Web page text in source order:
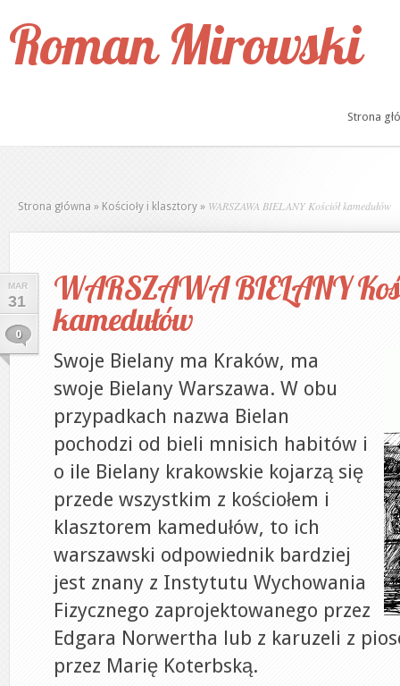
Roman Mirowski
Strona
Strona główna » Kościoły i klasztory » WARSZAWA BIELANY Kościół kamedułów
MAR
31
0
WARSZAWA BIELANY
kamedułów
Swoje Bielany ma Kraków, ma
swoje Bielany Warszawa. W obu
przypadkach nazwa Bielan
pochodzi od bieli mnisich habitów i
o ile Bielany krakowskie kojarzą się
przede wszystkim z kościołem i
klasztorem kamedułów, to ich
warszawski odpowiednik bardziej
jest znany z Instytutu Wychowania
Fizycznego zaprojektowanego przez
Edgara Norwertha lub z karuzeli z
przez Marię Koterbską.